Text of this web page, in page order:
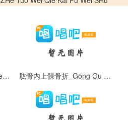
肱骨内髁骨折_Gong Gu Nei Ke Gu Zhe 肱骨内上髁骨折_Gong Gu Nei Shang Ke Gu Zhe